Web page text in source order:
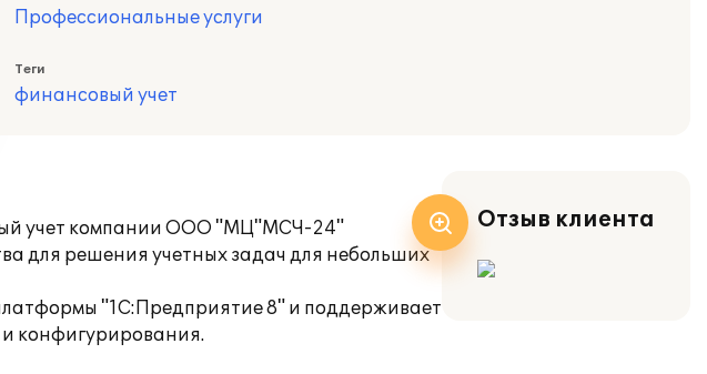
Профессиональные услуги
Теги
финансовый учет
учет компании ООО "МЦ"МСЧ-24"
для решения учетных задач для небольших
"1С:Предприятие 8" и поддерживает
конфигурирования.
Отзыв клиента